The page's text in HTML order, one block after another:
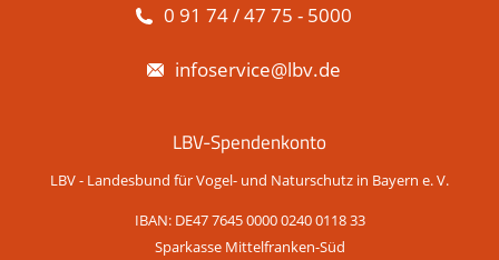
0 91 74 / 47 75 - 5000
infoservice@lbv.de
LBV-Spendenkonto
LBV - Landesbund für Vogel- und Naturschutz in Bayern e. V.
IBAN: DE47 7645 0000 0240 0118 33
Sparkasse Mittelfranken-Süd